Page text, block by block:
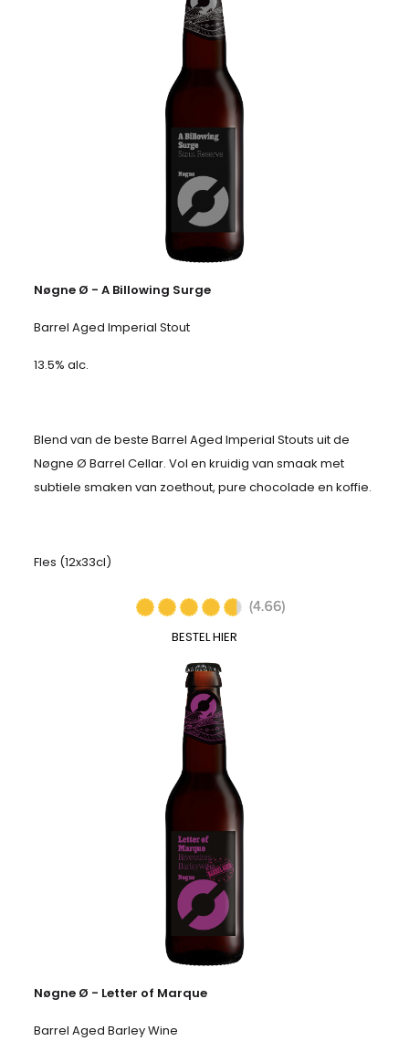
Nøgne Ø - A Billowing Surge
Barrel Aged Imperial Stout
13.5% alc.
Blend van de beste Barrel Aged Imperial Stouts uit de
Nøgne Ø Barrel Cellar. Vol en kruidig van smaak met
subtiele smaken van zoethout, pure chocolade en koffie.
Fles (12x33cl)
BESTEL HIER
Nøgne Ø - Letter of Marque
Barrel Aged Barley Wine